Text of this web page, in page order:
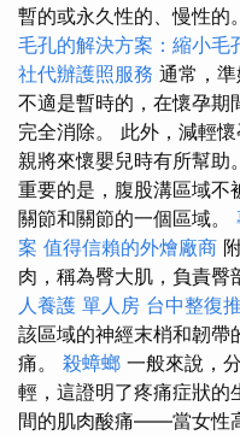
暫的或永久性的、慢性的
毛孔的解決方案：縮小毛
社代辦護照服務 通常，
不適是暫時的，在懷孕期
完全消除。 此外，減輕
親將來懷嬰兒時有所幫助
重要的是，腹股溝區域不
關節和關節的一個區域。
案 值得信賴的外燴廠商
肉，稱為臀大肌，負責臀
人養護 單人房 台中整復
該區域的神經末梢和韌帶
痛。 殺蟑螂 一般來說，
輕，這證明了疼痛症狀的
間的肌肉酸痛——當女性